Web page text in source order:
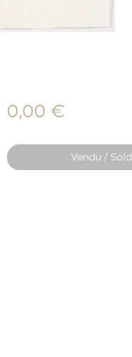
0,00 €Prix
Vendu / Sold